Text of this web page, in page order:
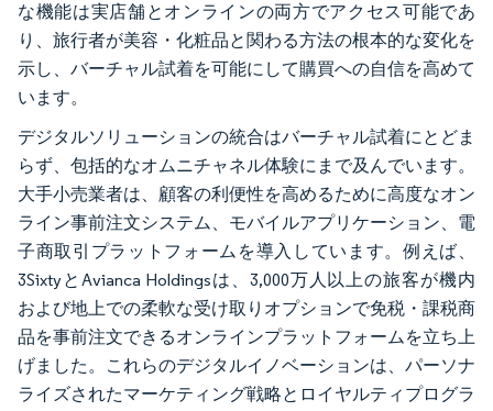
な機能は実店舗とオンラインの両方でアクセス可能であ
り、旅行者が美容・化粧品と関わる方法の根本的な変化を
示し、バーチャル試着を可能にして購買への自信を高めて
います。
デジタルソリューションの統合はバーチャル試着にとどま
らず、包括的なオムニチャネル体験にまで及んでいます。
大手小売業者は、顧客の利便性を高めるために高度なオン
ライン事前注文システム、モバイルアプリケーション、電
子商取引プラットフォームを導入しています。例えば、
3SixtyとAvianca Holdingsは、3,000万人以上の旅客が機内
および地上での柔軟な受け取りオプションで免税・課税商
品を事前注文できるオンラインプラットフォームを立ち上
げました。これらのデジタルイノベーションは、パーソナ
ライズされたマーケティング戦略とロイヤルティプログラ